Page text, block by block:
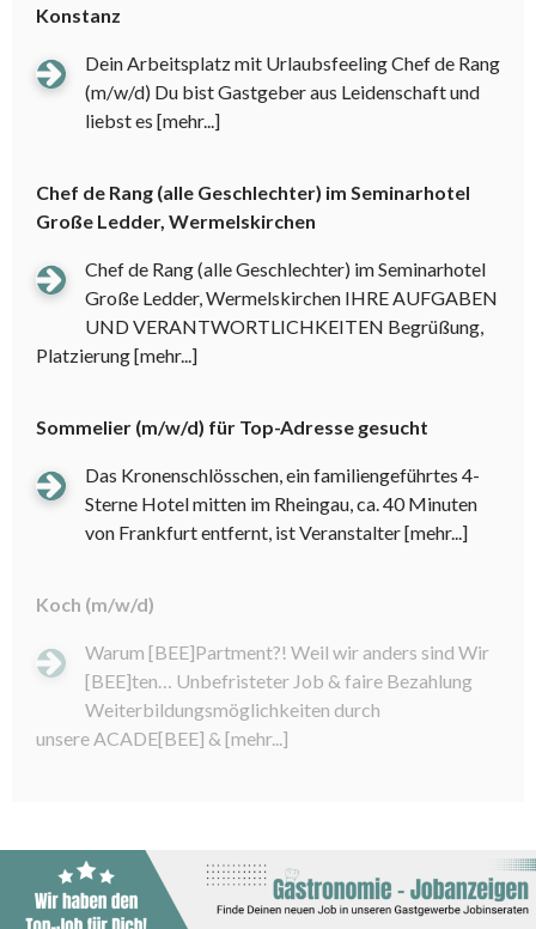
Konstanz
Dein Arbeitsplatz mit Urlaubsfeeling Chef de Rang
(m/w/d) Du bist Gastgeber aus Leidenschaft und
liebst es [mehr...]
Chef de Rang (alle Geschlechter) im Seminarhotel
Große Ledder, Wermelskirchen
Chef de Rang (alle Geschlechter) im Seminarhotel
Große Ledder, Wermelskirchen IHRE AUFGABEN
UND VERANTWORTLICHKEITEN Begrüßung,
Platzierung[mehr...]
Sommelier (m/w/d) für Top-Adresse gesucht
Das Kronenschlösschen, ein familiengeführtes 4-
Sterne Hotel mitten im Rheingau, ca. 40 Minuten
von Frankfurt entfernt, ist Veranstalter[mehr...]
Koch (m/w/d)
Warum [BEE]Partment?! Weil wir anders sind Wir
[BEE]ten… Unbefristeter Job & faire Bezahlung
Weiterbildungsmöglichkeiten durch
unsere ACADE[BEE] & [mehr...]